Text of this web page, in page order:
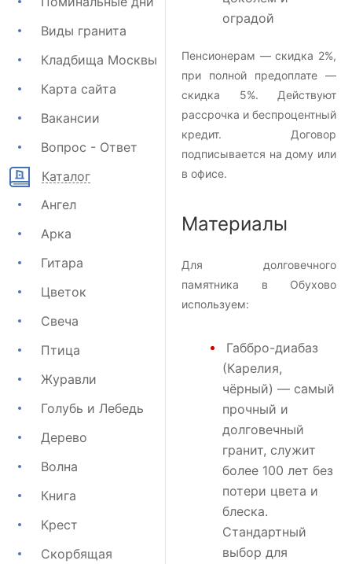
Виды гранита
Кладбища Москвы
Карта сайта
Вакансии
Вопрос - Ответ
Каталог
Ангел
Арка
Гитара
Цветок
Свеча
Птица
Журавли
Голубь и Лебедь
Дерево
Волна
Книга
Крест
Скорбящая
оградой
Пенсионерам — скидка 2%,
при полной предоплате —
скидка 5%. Действуют
рассрочка и беспроцентный
кредит. Договор
подписывается на дому или
в офисе.
Материалы
Для долговечного
памятника в Обухово
используем:
Габбро-диабаз
(Карелия,
чёрный) — самый
прочный и
долговечный
гранит, служит
более 100 лет без
потери цвета и
блеска.
Стандартный
выбор для